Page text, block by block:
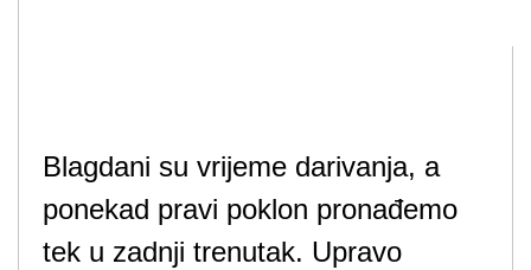
Blagdani su vrijeme darivanja, a
ponekad pravi poklon pronađemo
tek u zadnji trenutak. Upravo